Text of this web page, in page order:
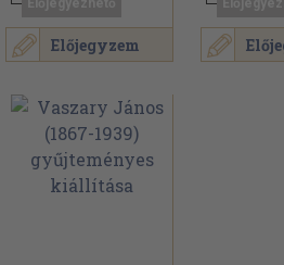
Előjegyzem